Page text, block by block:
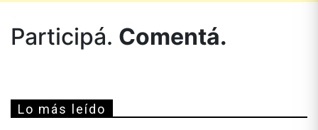
Participá. Comentá.
Lo más leído